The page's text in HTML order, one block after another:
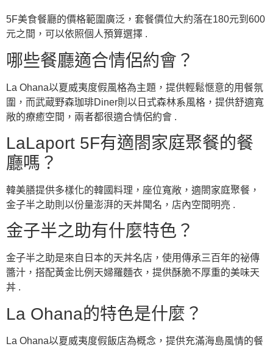
5F美食餐廳的價格範圍廣泛，套餐價位大約落在180元到600
元之間，可以依照個人預算選擇 .
哪些餐廳適合情侶約會？
La Ohana以夏威夷度假風格為主題，提供輕鬆愜意的用餐氛
圍，而武蔵野森珈琲Diner則以日式森林系風格，提供舒適寬
敞的療癒空間，兩者都很適合情侶約會 .
LaLaport 5F有適閤家庭聚餐的餐
廳嗎？
韓美膳提供多樣化的韓國料理，座位寬敞，適閤家庭聚餐，
金子半之助則以份量澎湃的天丼聞名，店內空間明亮 .
金子半之助有什麼特色？
金子半之助是來自日本的天丼名店，使用傳承三百年的祕傳
醬汁，搭配黃金比例天婦羅麵衣，提供酥脆不厚重的美味天
丼 .
La Ohana的特色是什麼？
La Ohana以夏威夷度假飯店為概念，提供充滿海島風情的餐